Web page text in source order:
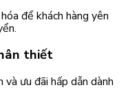
để khách hàng yên
thiết
ưu đãi hấp dẫn dành